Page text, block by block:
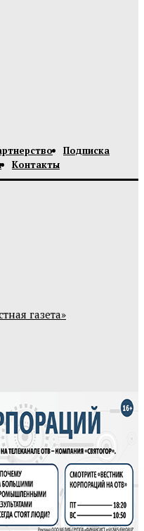
Подписка
Контакты
газета»